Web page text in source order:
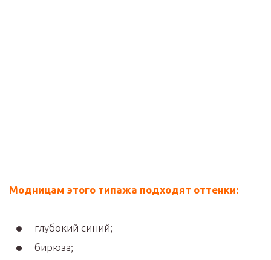
Модницам этого типажа подходят оттенки:
глубокий синий;
бирюза;